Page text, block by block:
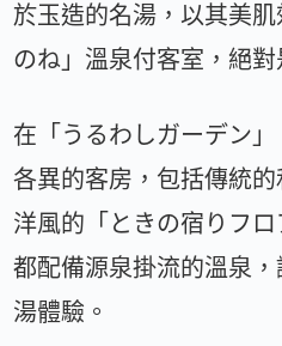
於玉造的名湯，以其美
のね」溫泉付客室，絕
在「うるわしガーデン
各異的客房，包括傳統
洋風的「ときの宿りフ
都配備源泉掛流的溫泉
湯體驗。